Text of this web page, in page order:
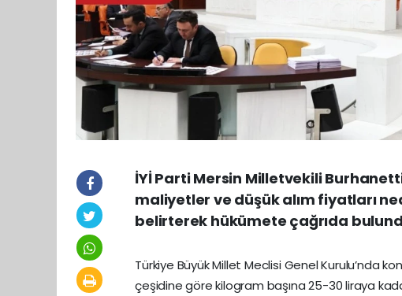
İYİ Parti Mersin Milletvekili
maliyetler ve düşük alım fiyatları
belirterek hükümete çağrıda
Türkiye Büyük Millet Meclisi Genel Kurulu’nda
çeşidine göre kilogram başına 25-30 liraya